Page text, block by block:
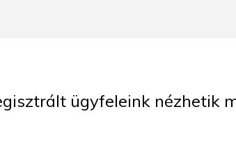
ügyfeleink nézhetik